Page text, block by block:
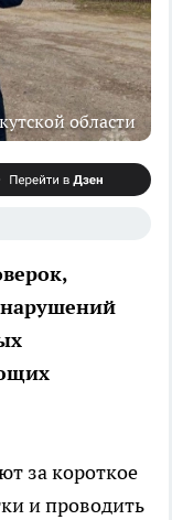
области
за короткое
и проводить